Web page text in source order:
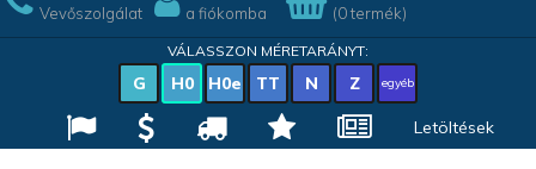
Vevőszolgálat
a fiókomba
(0 termék)
VÁLASSZON MÉRETARÁNYT:
G H0 H0e TT N Z egyéb
Letöltések